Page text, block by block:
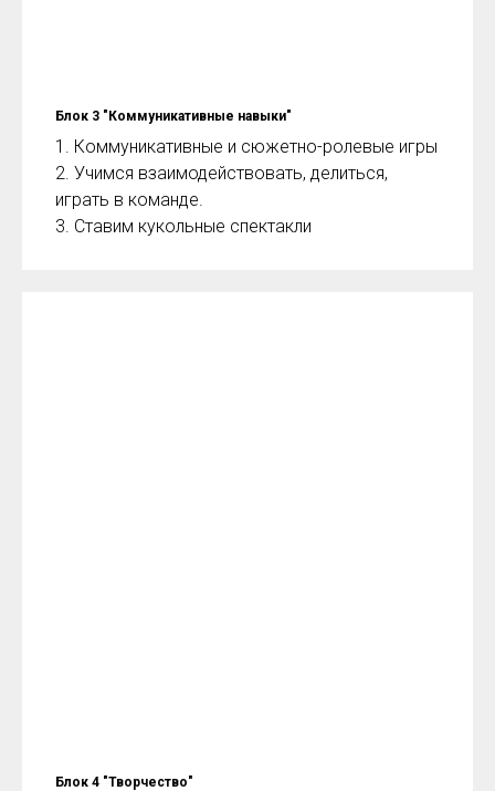
Блок 3 "Коммуникативные навыки"
1. Коммуникативные и сюжетно-ролевые игры
2. Учимся взаимодействовать, делиться,
играть в команде.
3. Ставим кукольные спектакли
Блок 4 "Творчество"